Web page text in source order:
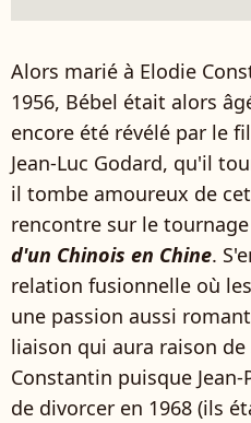
Alors marié à Elodie
1956, Bébel était alors
encore été révélé par le
Jean-Luc Godard, qu'il
il tombe amoureux de
rencontre sur le
d'un Chinois en Chine.
relation fusionnelle où
une passion aussi
liaison qui aura raison
Constantin puisque
de divorcer en 1968 (ils